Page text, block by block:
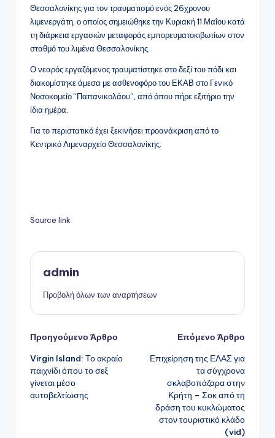
Θεσσαλονίκης για τον τραυματισμό ενός 26χρονου
λιμενεργάτη, ο οποίος σημειώθηκε την Κυριακή 11 Μαΐου κατά
τη διάρκεια εργασιών μεταφοράς εμπορευματοκιβωτίων στον
σταθμό του λιμένα Θεσσαλονίκης.
Ο νεαρός εργαζόμενος τραυματίστηκε στο δεξί του πόδι και
διακομίστηκε άμεσα με ασθενοφόρο του ΕΚΑΒ στο Γενικό
Νοσοκομείο “Παπανικολάου”, από όπου πήρε εξιτήριο την
ίδια ημέρα.
Για το περιστατικό έχει ξεκινήσει προανάκριση από το
Κεντρικό Λιμεναρχείο Θεσσαλονίκης.
Source link
admin
Προβολή όλων των αναρτήσεων
Πλοήγηση
δημοσιεύσεων
Προηγούμενο Άρθρο
Virgin Island: Το ακραίο
παιχνίδι όπου το σεξ
γίνεται μέσο
αυτοβελτίωσης
Επόμενο Άρθρο
Επιχείρηση της ΕΛΑΣ για
τα σύγχρονα
σκλαβοπάζαρα στην
Κρήτη – Σοκ από τη
δράση του κυκλώματος
στον τουριστικό κλάδο
(vid)